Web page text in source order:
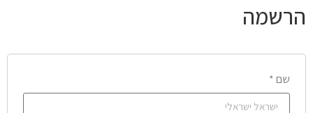
הרשמה
שם *